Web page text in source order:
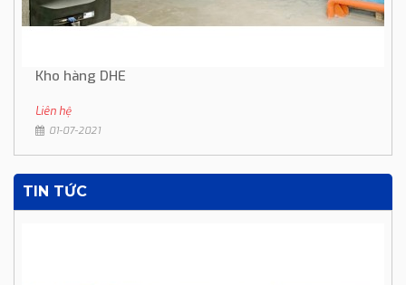
Kho hàng DHE
Liên hệ
01-07-2021
TIN TỨC